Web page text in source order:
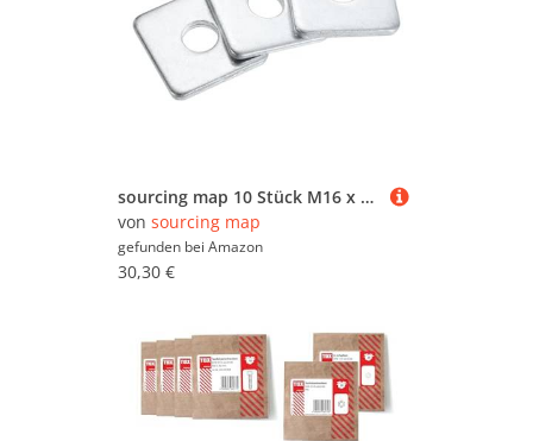
sourcing map 10 Stück M16 x 50 x 5,4 mm quadratische Plattenlager-Unterlegscheiben, Karbonstahl, Platte, Unterlegscheiben, flache Unterlegscheiben, Abstandshalter für Hardware-Befestigung
von sourcing map
gefunden bei Amazon
30,30 €